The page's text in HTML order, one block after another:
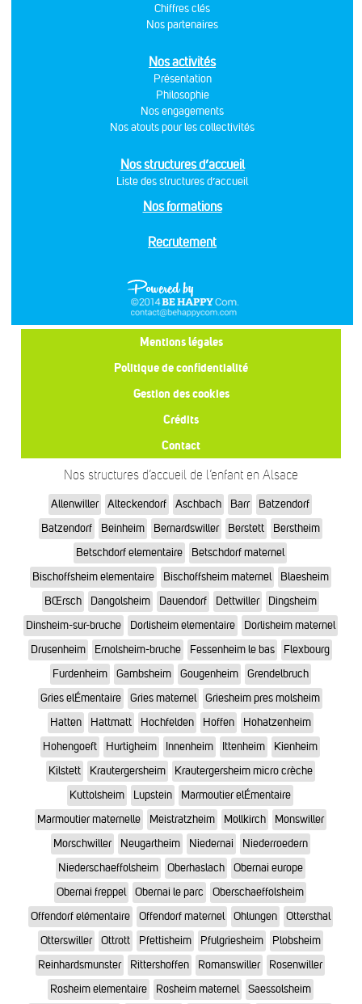
Chiffres clés
Nos partenaires
Nos activités
Présentation
Philosophie
Nos engagements
Nos atouts pour les collectivités
Nos structures d’accueil
Liste des structures d’accueil
Nos formations
Recrutement
Mentions légales
Politique de confidentialité
Gestion des cookies
Crédits
Contact
Nos structures d’accueil de l’enfant en Alsace
Allenwiller Alteckendorf Aschbach Barr
Batzendorf
Batzendorf
Beinheim Bernardswiller Berstett
Berstheim
Betschdorf elementaire
Betschdorf maternel
Bischoffsheim elementaire
Bischoffsheim maternel
Blaesheim
BŒrsch
Dangolsheim Dauendorf Dettwiller
Dingsheim
Dinsheim-sur-bruche
Dorlisheim elementaire
Dorlisheim maternel
Drusenheim
Ernolsheim-bruche Fessenheim le bas
Flexbourg
Furdenheim
Gambsheim Gougenheim
Grendelbruch
Gries elÉmentaire
Gries maternel
Griesheim pres molsheim
Hatten
Hattmatt Hochfelden Hoffen
Hohatzenheim
Hohengoeft
Hurtigheim Innenheim Ittenheim
Kienheim
Kilstett
Krautergersheim
Krautergersheim micro crèche
Kuttolsheim
Lupstein
Marmoutier elÉmentaire
Marmoutier maternelle
Meistratzheim Mollkirch
Monswiller
Morschwiller
Neugartheim Niedernai
Niederroedern
Niederschaeffolsheim
Oberhaslach
Obernai europe
Obernai freppel
Obernai le parc
Oberschaeffolsheim
Offendorf elémentaire
Offendorf maternel Ohlungen
Ottersthal
Otterswiller
Ottrott Pfettisheim Pfulgriesheim
Plobsheim
Reinhardsmunster
Rittershoffen Romanswiller
Rosenwiller
Rosheim elementaire
Rosheim maternel Saessolsheim